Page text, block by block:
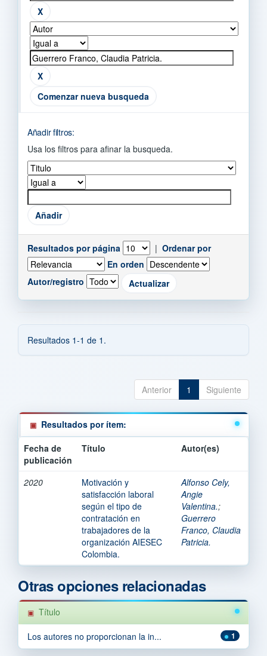
Comenzar nueva busqueda
Añadir filtros:
Usa los filtros para afinar la busqueda.
Resultados por página | Ordenar por
En orden
Autor/registro
Resultados 1-1 de 1.
Anterior 1 Siguiente
Resultados por ítem:
Fecha de
publicación
Título Autor(es)
2020
Motivación y
satisfacción laboral
según el tipo de
contratación en
trabajadores de la
organización AIESEC
Colombia.
Alfonso Cely,
Angie
Valentina.;
Guerrero
Franco, Claudia
Patricia.
Otras opciones relacionadas
Título
1
Los autores no proporcionan la in...